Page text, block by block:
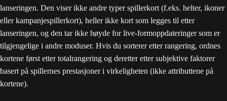
lanseringen. Den viser ikke andre typer spillerkort (f.eks. helter, ikoner
eller kampanjespillerkort), heller ikke kort som legges til etter
lanseringen, og den tar ikke høyde for live-formoppdateringer som er
tilgjengelige i andre moduser. Hvis du sorterer etter rangering, ordnes
kortene først etter totalrangering og deretter etter subjektive faktorer
basert på spillernes prestasjoner i virkeligheten (ikke attributtene på
kortene).